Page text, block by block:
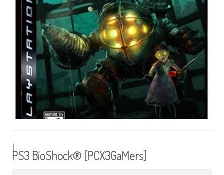
|
PS3 BioShock® [PCX3GaMers]